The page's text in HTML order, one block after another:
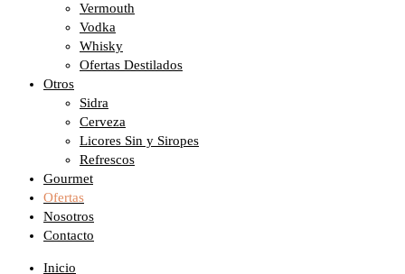
Vermouth
Vodka
Whisky
Ofertas Destilados
Otros
Sidra
Cerveza
Licores Sin y Siropes
Refrescos
Gourmet
Ofertas
Nosotros
Contacto
Inicio